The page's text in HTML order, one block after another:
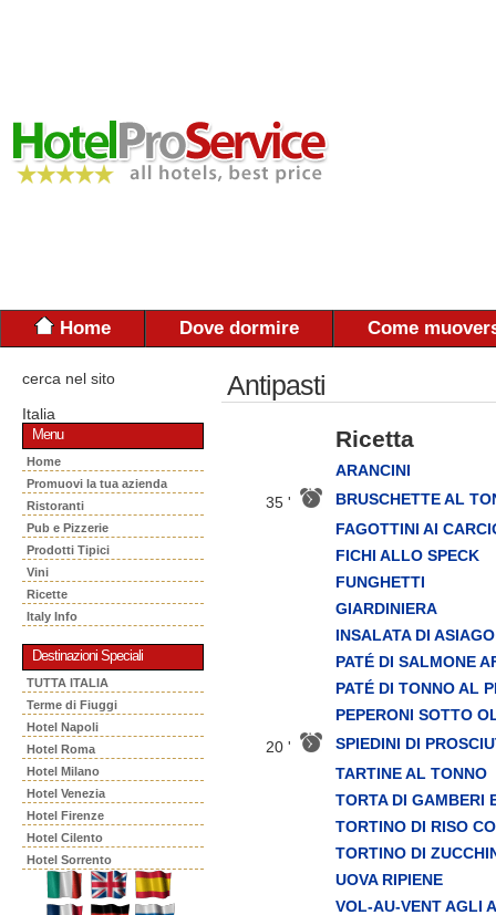
Home Dove dormire Come
cerca nel sito
Italia
Menu
Home
Promuovi la tua azienda
Ristoranti
Pub e Pizzerie
Prodotti Tipici
Vini
Ricette
Italy Info
Destinazioni Speciali
TUTTA ITALIA
Terme di Fiuggi
Hotel Napoli
Hotel Roma
Hotel Milano
Hotel Venezia
Hotel Firenze
Hotel Cilento
Hotel Sorrento
Antipasti
Ricetta
ARANCINI
35 '
BRUSCHETTE AL
FAGOTTINI AI
FICHI ALLO SPECK
FUNGHETTI
GIARDINIERA
INSALATA DI ASIAGO
PATÉ DI SALMONE
PATÉ DI TONNO AL
PEPERONI SOTTO
20 '
SPIEDINI DI
TARTINE AL TONNO
TORTA DI GAMBERI
TORTINO DI RISO
TORTINO DI
UOVA RIPIENE
VOL-AU-VENT AGLI